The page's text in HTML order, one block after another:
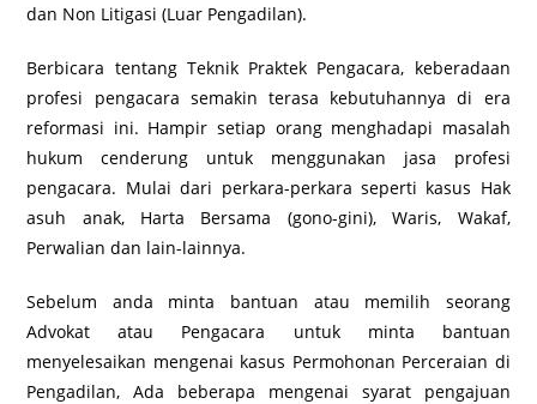
dan Non Litigasi (Luar Pengadilan).
Berbicara tentang Teknik Praktek Pengacara, keberadaan
profesi pengacara semakin terasa kebutuhannya di era
reformasi ini. Hampir setiap orang menghadapi masalah
hukum cenderung untuk menggunakan jasa profesi
pengacara. Mulai dari perkara-perkara seperti kasus Hak
asuh anak, Harta Bersama (gono-gini), Waris, Wakaf,
Perwalian dan lain-lainnya.
Sebelum anda minta bantuan atau memilih seorang
Advokat atau Pengacara untuk minta bantuan
menyelesaikan mengenai kasus Permohonan Perceraian di
Pengadilan, Ada beberapa mengenai syarat pengajuan